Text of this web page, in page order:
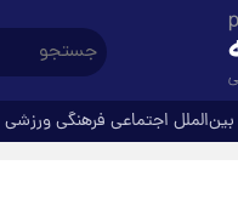
بین‌الملل اجتماعی فرهنگیورزشی